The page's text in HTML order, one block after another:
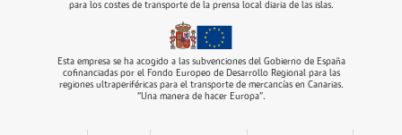
para los costes de transporte de la prensa local diaria de las islas.
Esta empresa se ha acogido a las subvenciones del Gobierno de España
cofinanciadas por el Fondo Europeo de Desarrollo Regional para las
regiones ultraperiféricas para el transporte de mercancías en Canarias.
“Una manera de hacer Europa”.